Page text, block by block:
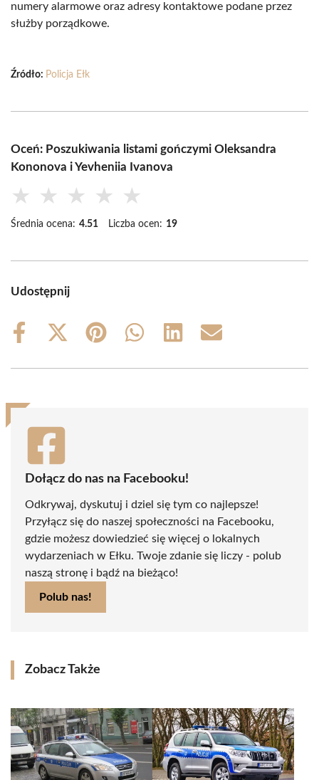
numery alarmowe oraz adresy kontaktowe podane przez
służby porządkowe.
Źródło: Policja Ełk
Oceń: Poszukiwania listami gończymi Oleksandra
Kononova i Yevheniia Ivanova
★ ★ ★ ★ ★
Średnia ocena: 4.51 Liczba ocen: 19
Udostępnij
Share
Share
(Twitter)
Share
Share
Share
Share
Dołącz do nas na Facebooku!
Odkrywaj, dyskutuj i dziel się tym co najlepsze!
Przyłącz się do naszej społeczności na Facebooku,
gdzie możesz dowiedzieć się więcej o lokalnych
wydarzeniach w Ełku. Twoje zdanie się liczy - polub
naszą stronę i bądź na bieżąco!
Polub nas!
Zobacz Także